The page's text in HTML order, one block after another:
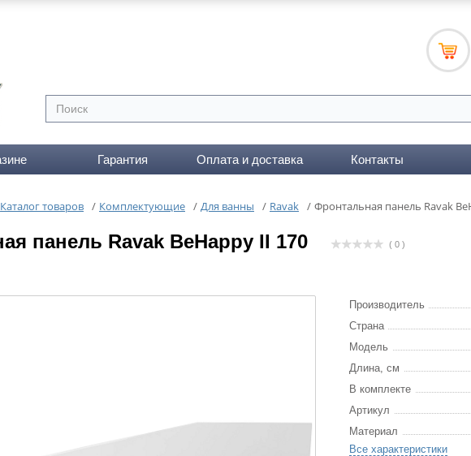
Гарантия Оплата и доставка Контакты
Каталог товаров / Комплектующие / Для ванны / Ravak / Фронтальная панель Ravak
панель Ravak BeHappy II 170 ( 0 )
Производитель
Страна
Модель
Длина, см
В комплекте
Артикул
Материал
Все характеристики